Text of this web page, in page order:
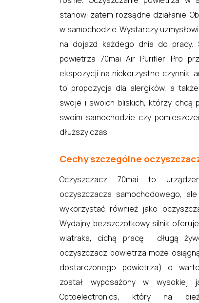
stanowi zatem rozsądne działanie.
w samochodzie. Wystarczy
na dojazd każdego dnia do pracy.
powietrza 70mai Air Purifier Pro
ekspozycji na niekorzystne czynniki
to propozycja dla alergików, a
swoje i swoich bliskich, którzy chcą
swoim samochodzie czy
dłuższy czas.
Cechy szczególne
Oczyszczacz 70mai to
oczyszczacza samochodowego,
wykorzystać również jako
Wydajny bezszczotkowy silnik
wiatraka, cichą pracę i długą
oczyszczacz powietrza może
dostarczonego powietrza) o
został wyposażony w wysokiej
Optoelectronics, który na